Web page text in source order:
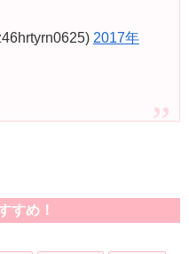
2017年
すめ！